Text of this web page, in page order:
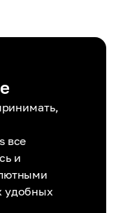
все
и
удобных